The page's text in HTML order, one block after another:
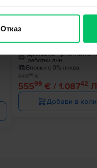
ОтказApple MacBook Pro 13″
Доставка:
работни дни
Вноски с 0% лихва
55599 € / 1.08742
64599€
Добави в